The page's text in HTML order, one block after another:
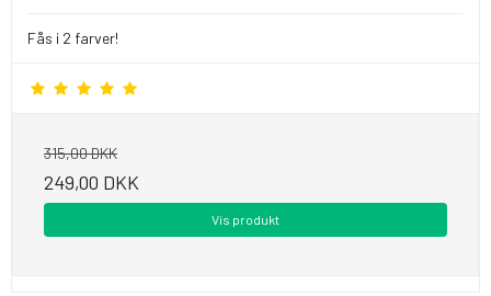
Fås i 2 farver!
315,00 DKK
249,00 DKK
Vis produkt